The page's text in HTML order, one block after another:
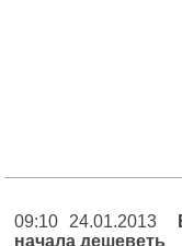
09:10 24.01.2013
начала дешеветь